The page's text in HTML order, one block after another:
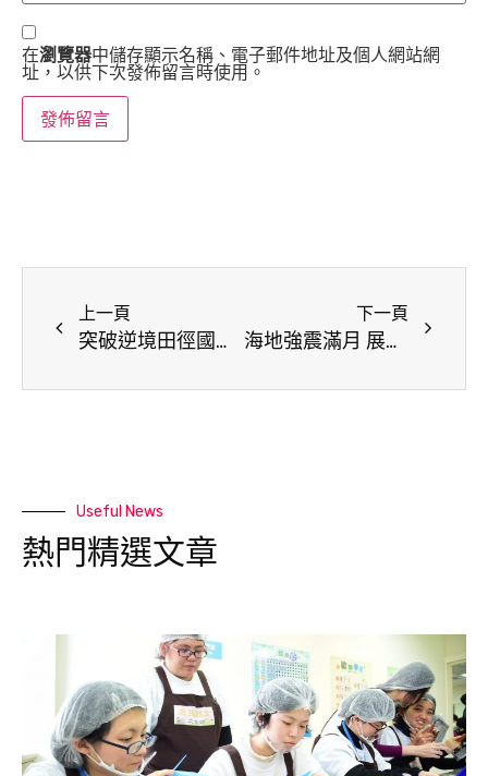
在瀏覽器中儲存顯示名稱、電子郵件地址及個人網站網
址，以供下次發佈留言時使用。
上一頁
突破逆境田徑國手陳昭郡感謝寄養父母
下一頁
海地強震滿月 展望會已提供2萬3千人物資
Useful News
熱門精選文章